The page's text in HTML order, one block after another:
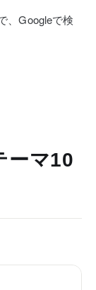
、Googleで検
ーマ10